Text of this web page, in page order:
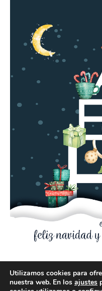
Utilizamos cookies para
nuestra web. En los ajustes